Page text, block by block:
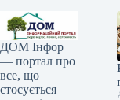
ДОМ Інфор
— портал про
все, що
стосується